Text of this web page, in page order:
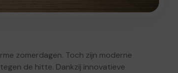
zomerdagen. Toch zijn moderne
de hitte. Dankzij innovatieve